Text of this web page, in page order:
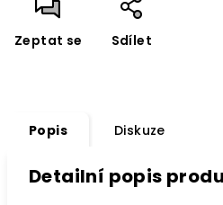
Zeptat se Sdílet
Popis Diskuze
Detailní popis